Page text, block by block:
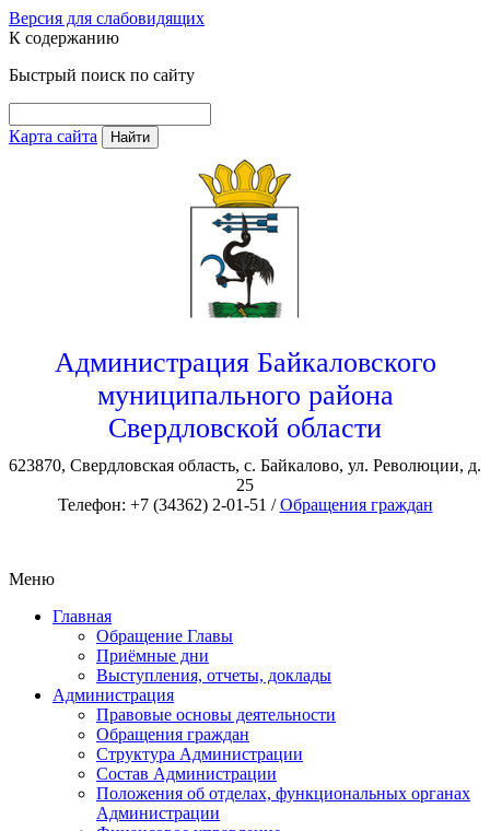
Версия для слабовидящих
К содержанию
Быстрый поиск по сайту
Карта сайта Найти
Администрация Байкаловского
муниципального района
Свердловской области
623870, Свердловская область, с. Байкалово, ул. Революции, д.
25
Телефон: +7 (34362) 2-01-51 /Обращения граждан
Меню
Главная
Обращение Главы
Приёмные дни
Выступления, отчеты, доклады
Администрация
Правовые основы деятельности
Обращения граждан
Структура Администрации
Состав Администрации
Положения об отделах, функциональных органах
Администрации